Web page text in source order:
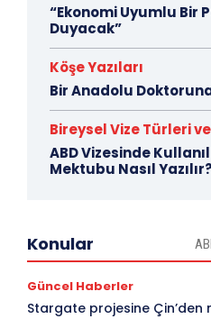
“Ekonomi Uyumlu Bir
Duyacak”
Köşe Yazıları
Bir Anadolu Doktoruna
Bireysel Vize Türleri
ABD Vizesinde
Mektubu Nasıl Yazılır?
Konular
Güncel Haberler
Stargate projesine Çin’den